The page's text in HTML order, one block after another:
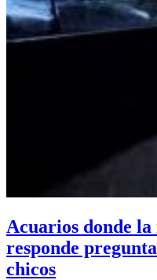
Acuarios donde
responde
chicos